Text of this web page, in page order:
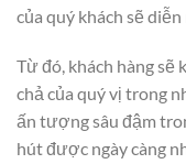
của quý khách sẽ
Từ đó, khách hàng sẽ
chả của quý vị trong
ấn tượng sâu đậm
hút được ngày càng